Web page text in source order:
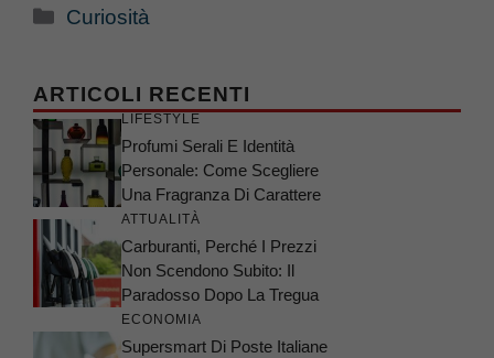
Categorie
Curiosità
ARTICOLI RECENTI
LIFESTYLE
Profumi Serali E Identità
Personale: Come Scegliere
Una Fragranza Di Carattere
ATTUALITÀ
Carburanti, Perché I Prezzi
Non Scendono Subito: Il
Paradosso Dopo La Tregua
ECONOMIA
Supersmart Di Poste Italiane